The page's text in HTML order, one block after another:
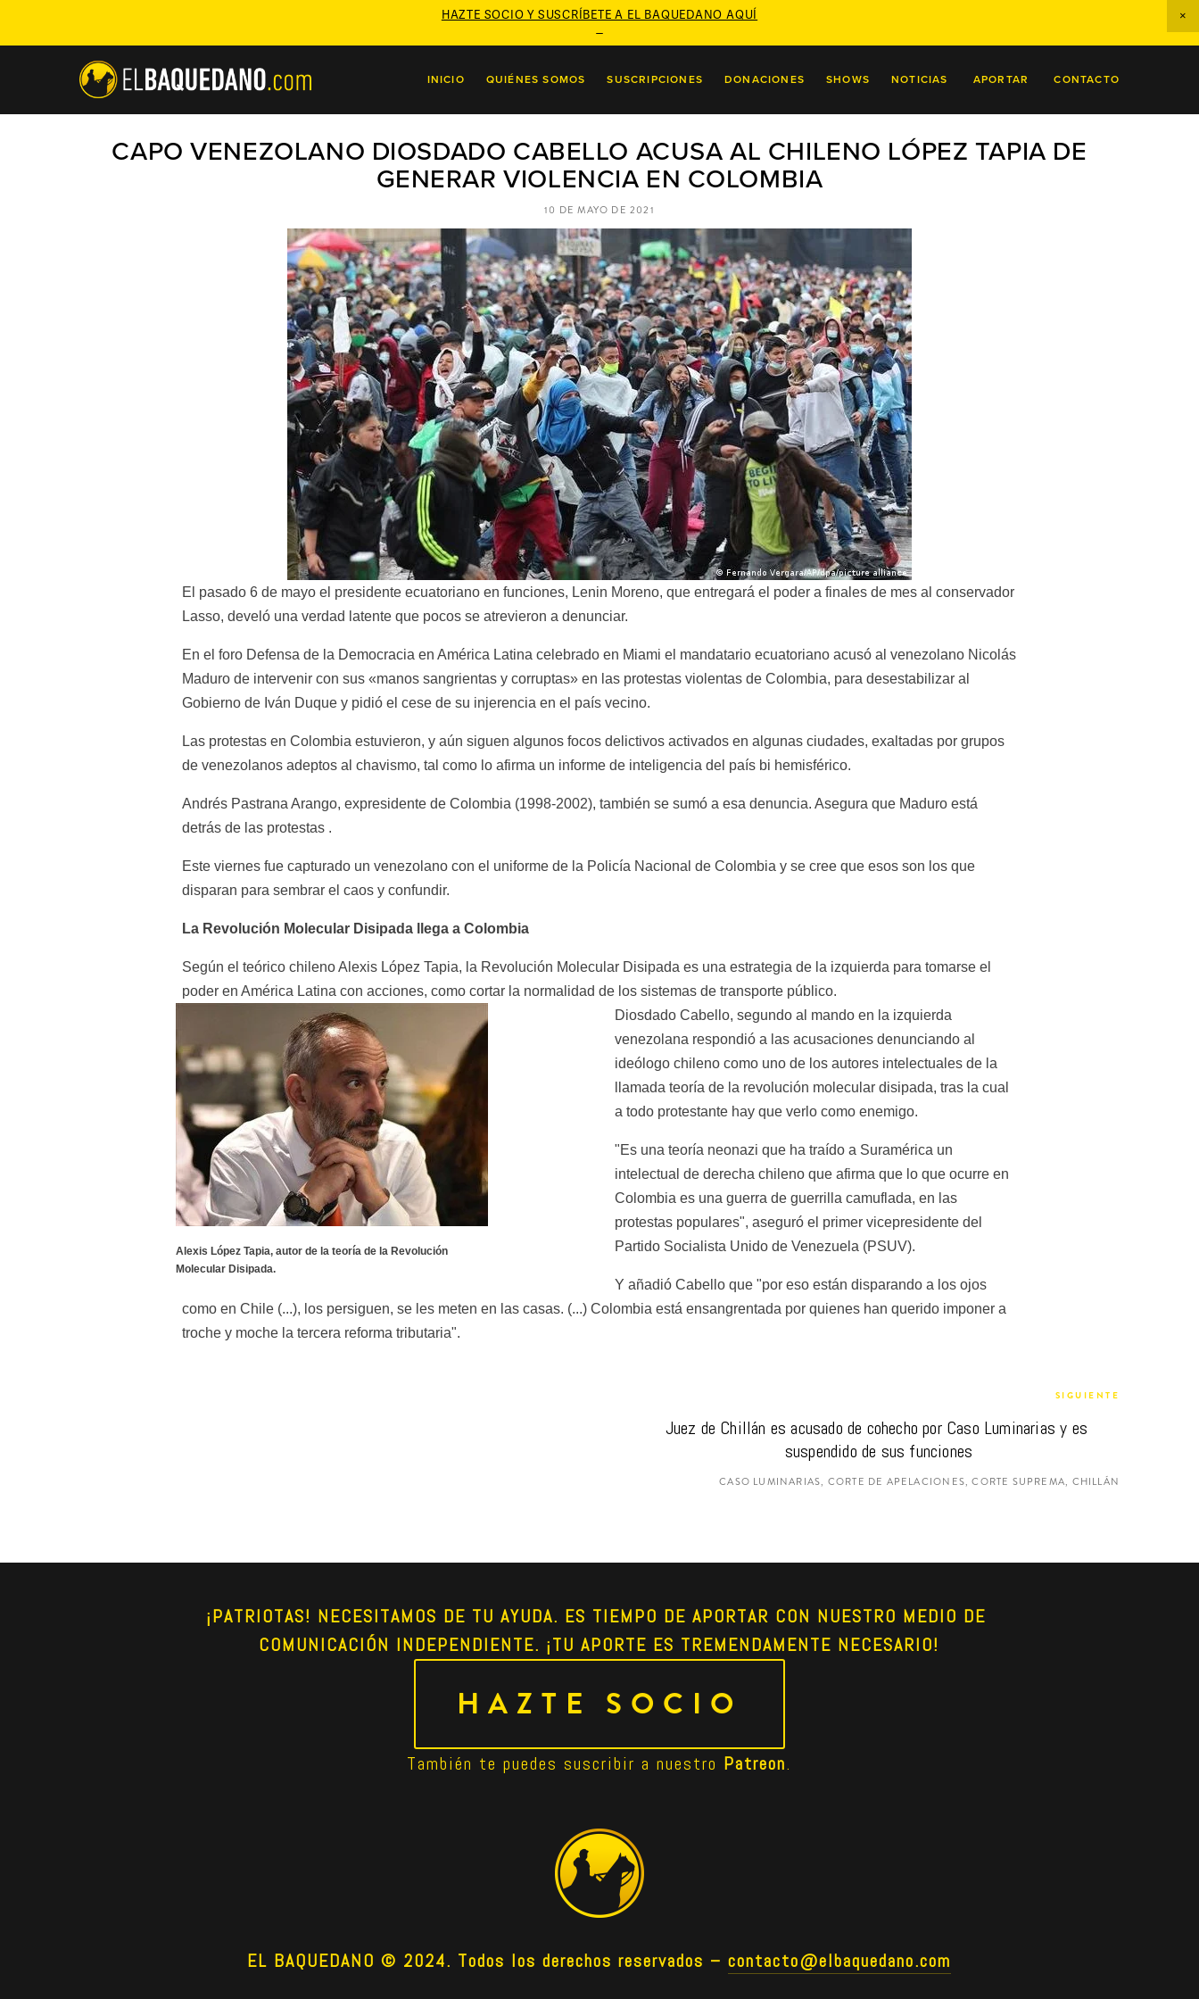
HAZTE SOCIO Y SUSCRÍBETE A EL BAQUEDANO AQUÍ
INICIO QUIÉNES SOMOS SUSCRIPCIONES DONACIONES SHOWS NOTICIAS APORTAR CONTACTO
CAPO VENEZOLANO DIOSDADO CABELLO ACUSA AL CHILENO LÓPEZ TAPIA DE
GENERAR VIOLENCIA EN COLOMBIA
El pasado 6 de mayo el presidente ecuatoriano en funciones, Lenin Moreno, que entregará el poder a finales de mes al conservador
Lasso, develó una verdad latente que pocos se atrevieron a denunciar.
En el foro Defensa de la Democracia en América Latina celebrado en Miami el mandatario ecuatoriano acusó al venezolano Nicolás
Maduro de intervenir con sus «manos sangrientas y corruptas» en las protestas violentas de Colombia, para desestabilizar al
Gobierno de Iván Duque y pidió el cese de su injerencia en el país vecino.
Las protestas en Colombia estuvieron, y aún siguen algunos focos delictivos activados en algunas ciudades, exaltadas por grupos
de venezolanos adeptos al chavismo, tal como lo afirma un informe de inteligencia del país bi hemisférico.
Andrés Pastrana Arango, expresidente de Colombia (1998-2002), también se sumó a esa denuncia. Asegura que Maduro está
detrás de las protestas .
Este viernes fue capturado un venezolano con el uniforme de la Policía Nacional de Colombia y se cree que esos son los que
disparan para sembrar el caos y confundir.
La Revolución Molecular Disipada llega a Colombia
Según el teórico chileno Alexis López Tapia, la Revolución Molecular Disipada es una estrategia de la izquierda para tomarse el
poder en América Latina con acciones, como cortar la normalidad de los sistemas de transporte público.
Alexis López Tapia, autor de la teoría de la Revolución
Molecular Disipada.
Diosdado Cabello, segundo al mando en la izquierda
venezolana respondió a las acusaciones denunciando al
ideólogo chileno como uno de los autores intelectuales de la
llamada teoría de la revolución molecular disipada, tras la cual
a todo protestante hay que verlo como enemigo.
"Es una teoría neonazi que ha traído a Suramérica un
intelectual de derecha chileno que afirma que lo que ocurre en
Colombia es una guerra de guerrilla camuflada, en las
protestas populares", aseguró el primer vicepresidente del
Partido Socialista Unido de Venezuela (PSUV).
Y añadió Cabello que "por eso están disparando a los ojos
como en Chile (...), los persiguen, se les meten en las casas. (...) Colombia está ensangrentada por quienes han querido imponer a
troche y moche la tercera reforma tributaria".
10 DE MAYO DE 2021
SIGUIENTE
Juez de Chillán es acusado de cohecho por Caso Luminarias y es
suspendido de sus funciones
CASO LUMINARIAS, CORTE DE APELACIONES, CORTE SUPREMA, CHILLÁN
¡PATRIOTAS! NECESITAMOS DE TU AYUDA. ES TIEMPO DE APORTAR CON NUESTRO MEDIO DE
COMUNICACIÓN INDEPENDIENTE. ¡TU APORTE ES TREMENDAMENTE NECESARIO!
HAZTE SOCIO
También te puedes suscribir a nuestro Patreon.
EL BAQUEDANO © 2024. Todos los derechos reservados – contacto@elbaquedano.com